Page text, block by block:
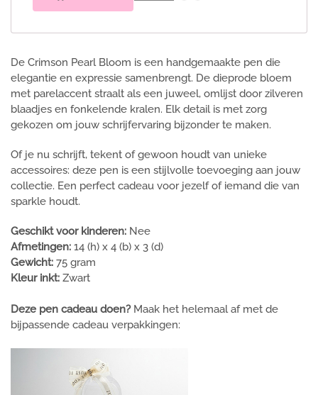
De Crimson Pearl Bloom is een handgemaakte pen die
elegantie en expressie samenbrengt. De dieprode bloem
met parelaccent straalt als een juweel, omlijst door zilveren
blaadjes en fonkelende kralen. Elk detail is met zorg
gekozen om jouw schrijfervaring bijzonder te maken.
Of je nu schrijft, tekent of gewoon houdt van unieke
accessoires: deze pen is een stijlvolle toevoeging aan jouw
collectie. Een perfect cadeau voor jezelf of iemand die van
sparkle houdt.
Geschikt voor kinderen: Nee
Afmetingen: 14 (h) x 4 (b) x 3 (d)
Gewicht: 75 gram
Kleur inkt: Zwart
Deze pen cadeau doen?Maak het helemaal af met de
bijpassende cadeau verpakkingen: